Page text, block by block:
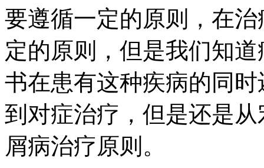
要遵循一定的原则，在
定的原则，但是我们知
书在患有这种疾病的同
到对症治疗，但是还是
屑病治疗原则。